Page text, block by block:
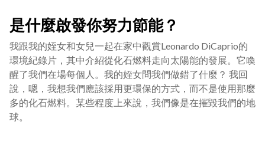
是什麼啟發你努力節能？
我跟我的姪女和女兒一起在家中觀賞Leonardo DiCaprio的
環境紀錄片，其中介紹從化石燃料走向太陽能的發展。它喚
醒了我們在場每個人。我的姪女問我們做錯了什麼？ 我回
說，嗯，我想我們應該採用更環保的方式，而不是使用那麼
多的化石燃料。某些程度上來說，我們像是在摧毀我們的地
球。